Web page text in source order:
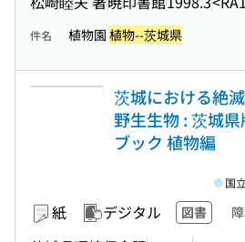
件名 植物園 植物--茨城県
茨城における絶
野生生物 : 茨城
ブック 植物編
紙 デジタル 図書
国